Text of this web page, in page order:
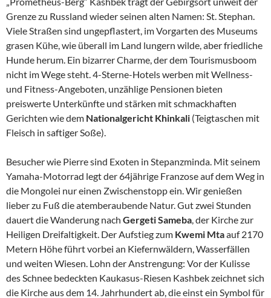
Grenze zu Russland wieder seinen alten Namen: St. Stephan.
Viele Straßen sind ungepflastert, im Vorgarten des Museums
grasen Kühe, wie überall im Land lungern wilde, aber friedliche
Hunde herum. Ein bizarrer Charme, der dem Tourismusboom
nicht im Wege steht. 4-Sterne-Hotels werben mit Wellness-
und Fitness-Angeboten, unzählige Pensionen bieten
preiswerte Unterkünfte und stärken mit schmackhaften
Gerichten wie dem Nationalgericht Khinkali (Teigtaschen mit
Fleisch in saftiger Soße).
Besucher wie Pierre sind Exoten in Stepanzminda. Mit seinem
Yamaha-Motorrad legt der 64jährige Franzose auf dem Weg in
die Mongolei nur einen Zwischenstopp ein. Wir genießen
lieber zu Fuß die atemberaubende Natur. Gut zwei Stunden
dauert die Wanderung nach Gergeti Sameba, der Kirche zur
Heiligen Dreifaltigkeit. Der Aufstieg zum Kwemi Mtaauf 2170
Metern Höhe führt vorbei an Kiefernwäldern, Wasserfällen
und weiten Wiesen. Lohn der Anstrengung: Vor der Kulisse
des Schnee bedeckten Kaukasus-Riesen Kashbek zeichnet sich
die Kirche aus dem 14. Jahrhundert ab, die einst ein Symbol für